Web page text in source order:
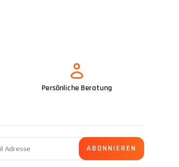
Persönliche Beratung